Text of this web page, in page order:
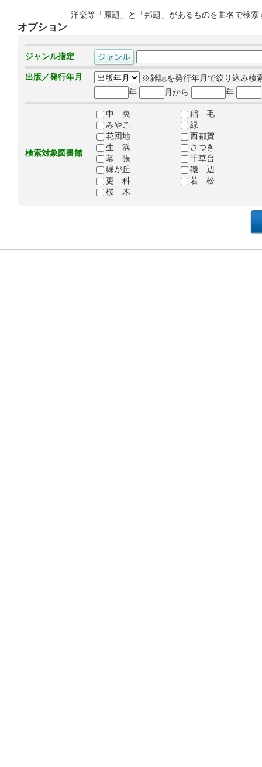
洋楽等「原題」と「邦題」があるものを曲名で検
オプション
ジャンル指定
出版／発行年月
※雑誌を発行年月で絞り込み検
年
月から 年
検索対象図書館
中 央
稲 毛
みやこ
緑
花団地
西都賀
生 浜
さつき
幕 張
千草台
緑が丘
磯 辺
更 科
若 松
桜 木